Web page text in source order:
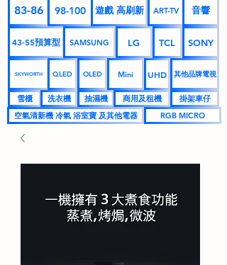
83-86 98-100 遊戲 高刷新 ART-TV 音響
43-55預算型 SAMSUNG LG TCL SONY
SKYWORTH QLED OLED Mini UHD 其他品牌電視
雪櫃 洗衣機 抽濕機 商用及租機
掛架車仔
空氣清新機 冷氣 浴室寶 及其他電器
RGB MICRO